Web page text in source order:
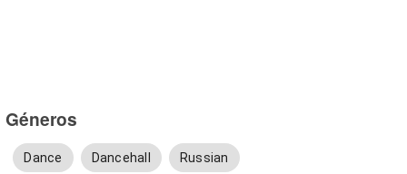
Géneros
Dance Dancehall Russian